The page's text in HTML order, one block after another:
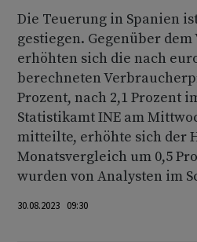
Die Teuerung in Spanien
gestiegen. Gegenüber
erhöhten sich die nach
berechneten
Prozent, nach 2,1 Prozent
Statistikamt INE am
mitteilte, erhöhte sich der
Monatsvergleich um 0,5
wurden von Analysten im
30.08.2023 09:30